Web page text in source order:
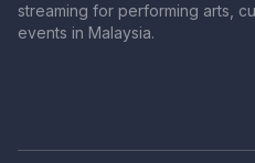
streaming for performing arts,
events in Malaysia.